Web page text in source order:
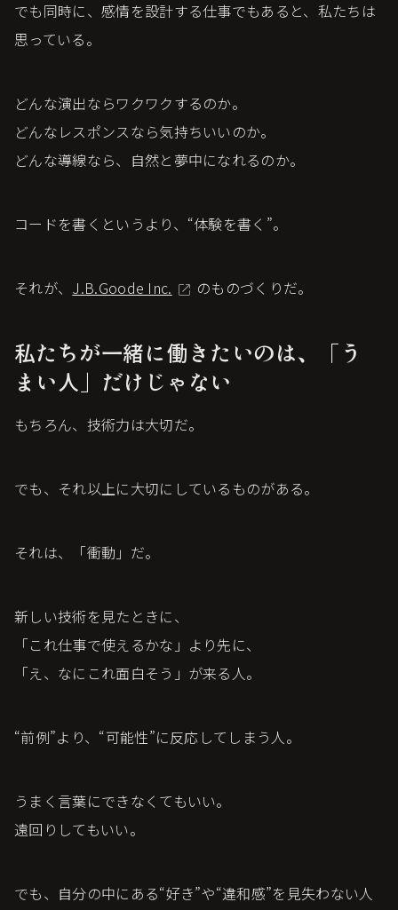
でも同時に、感情を設計する仕事でもあると、私たちは
思っている。
どんな演出ならワクワクするのか。
どんなレスポンスなら気持ちいいのか。
どんな導線なら、自然と夢中になれるのか。
コードを書くというより、“体験を書く”。
それが、 J.B.Goode Inc. のものづくりだ。
私たちが一緒に働きたいのは、「う
まい人」だけじゃない
もちろん、技術力は大切だ。
でも、それ以上に大切にしているものがある。
それは、「衝動」だ。
新しい技術を見たときに、
「これ仕事で使えるかな」より先に、
「え、なにこれ面白そう」が来る人。
“前例”より、“可能性”に反応してしまう人。
うまく言葉にできなくてもいい。
遠回りしてもいい。
でも、自分の中にある“好き”や“違和感”を見失わない人